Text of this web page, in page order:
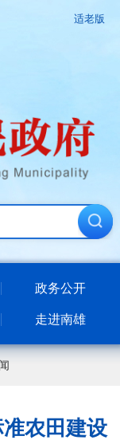
适老版
政务公开
走进南雄
农田建设